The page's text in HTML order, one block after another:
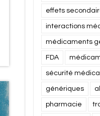
effets
interactions
médicaments
FDA
sécurité
génériques
pharmacie